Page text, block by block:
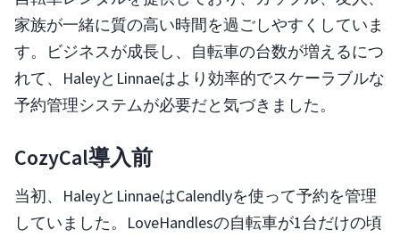
家族が一緒に質の高い時間を過ごしやすくしていま
す。ビジネスが成長し、自転車の台数が増えるにつ
れて、HaleyとLinnaeはより効率的でスケーラブルな
予約管理システムが必要だと気づきました。
CozyCal導入前
当初、HaleyとLinnaeはCalendlyを使って予約を管理
していました。LoveHandlesの自転車が1台だけの頃